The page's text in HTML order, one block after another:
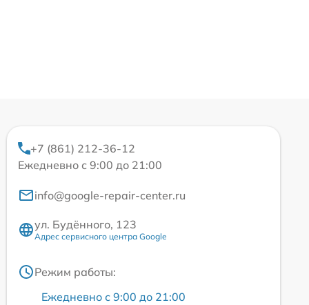
+7 (861) 212-36-12
Ежедневно с 9:00 до 21:00
info@google-repair-center.ru
ул. Будённого, 123
Адрес сервисного центра Google
Режим работы:
Ежедневно с 9:00 до 21:00